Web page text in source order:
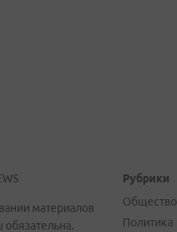
материалов
обязательна.
Рубрики
Общество
Политика